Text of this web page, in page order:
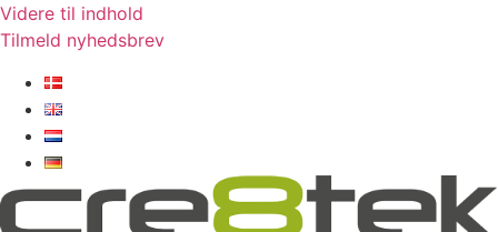
Videre til indhold
Tilmeld nyhedsbrev